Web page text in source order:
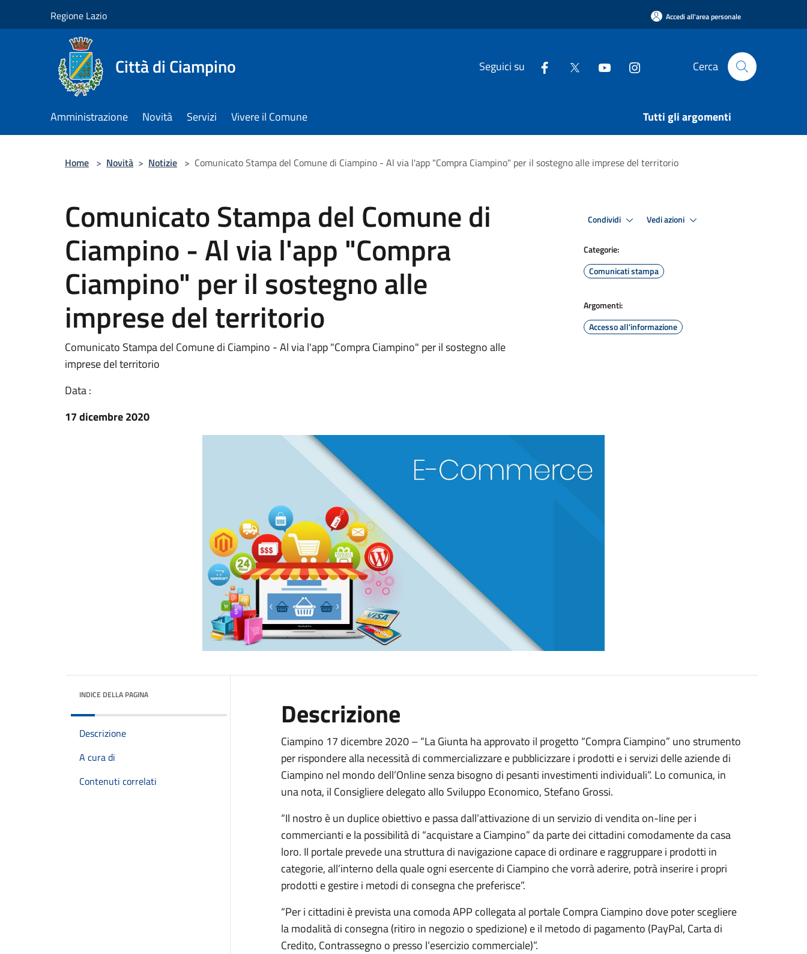
Regione Lazio Accedi all'area personale
Città di Ciampino Seguici su Cerca
Amministrazione Novità Servizi Vivere il Comune Tutti gli argomenti
Home > Novità > Notizie > Comunicato Stampa del Comune di Ciampino - Al via l'app "Compra Ciampino" per il sostegno alle imprese del territorio
Comunicato Stampa del Comune di
Ciampino - Al via l'app "Compra
Ciampino" per il sostegno alle
imprese del territorio
Comunicato Stampa del Comune di Ciampino - Al via l'app "Compra Ciampino" per il sostegno alle
imprese del territorio
Data :
17 dicembre 2020
Condividi Vedi azioni
Categorie:
Comunicati stampa
Argomenti:
Accesso all'informazione
INDICE DELLA PAGINA
Descrizione
A cura di
Contenuti correlati
Descrizione
Ciampino 17 dicembre 2020 – “La Giunta ha approvato il progetto “Compra Ciampino” uno strumento
per rispondere alla necessità di commercializzare e pubblicizzare i prodotti e i servizi delle aziende di
Ciampino nel mondo dell’Online senza bisogno di pesanti investimenti individuali”. Lo comunica, in
una nota, il Consigliere delegato allo Sviluppo Economico, Stefano Grossi.
“Il nostro è un duplice obiettivo e passa dall’attivazione di un servizio di vendita on-line per i
commercianti e la possibilità di “acquistare a Ciampino” da parte dei cittadini comodamente da casa
loro. Il portale prevede una struttura di navigazione capace di ordinare e raggruppare i prodotti in
categorie, all’interno della quale ogni esercente di Ciampino che vorrà aderire, potrà inserire i propri
prodotti e gestire i metodi di consegna che preferisce”.
“Per i cittadini è prevista una comoda APP collegata al portale Compra Ciampino dove poter scegliere
la modalità di consegna (ritiro in negozio o spedizione) e il metodo di pagamento (PayPal, Carta di
Credito, Contrassegno o presso l’esercizio commerciale)”.